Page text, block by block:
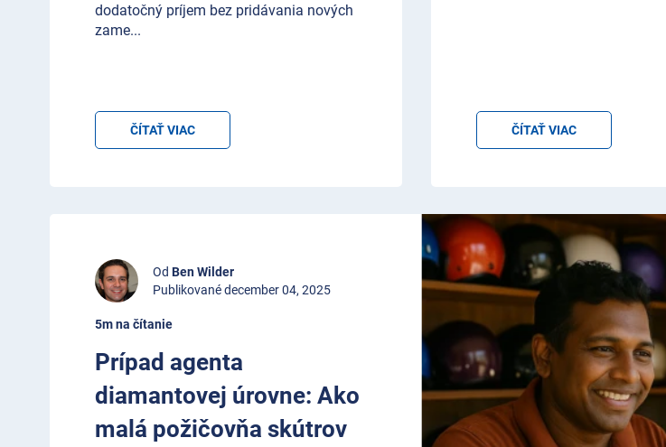
dodatočný príjem bez pridávania nových
zame...
ČÍTAŤ VIAC ČÍTAŤ VIAC
Od Ben Wilder
Publikované december 04, 2025
5m na čítanie
Prípad agenta
diamantovej úrovne: Ako
malá požičovňa skútrov